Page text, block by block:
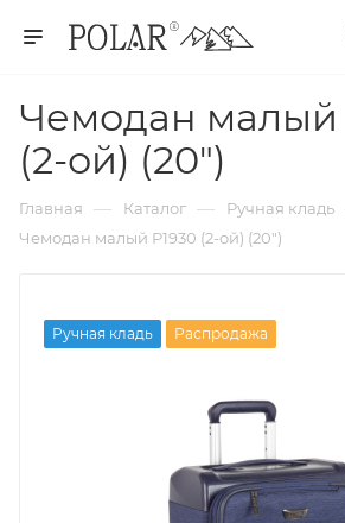
Чемодан малый
(2-ой) (20")
Главная — Каталог — Ручная кладь
Чемодан малый Р1930 (2-ой) (20")
Ручная кладь Распродажа